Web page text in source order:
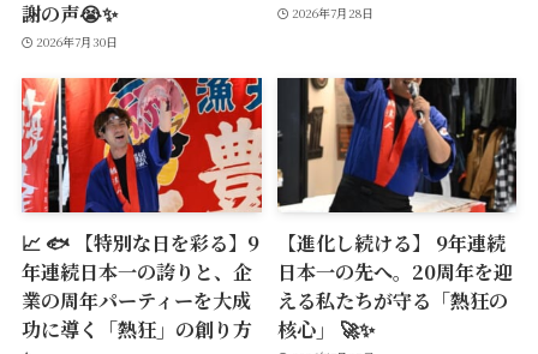
謝の声😭✨
2026年7月30日
2026年7月28日
📈 🐟 【特別な日を彩る】9
年連続日本一の誇りと、企
業の周年パーティーを大成
功に導く「熱狂」の創り方
【進化し続ける】 9年連続
日本一の先へ。20周年を迎
える私たちが守る「熱狂の
核心」 🚀✨